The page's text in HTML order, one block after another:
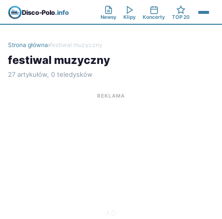
Disco-Polo.info
Newsy Klipy Koncerty TOP 20
Strona główna›festiwal muzyczny
festiwal muzyczny
27 artykułów, 0 teledysków
REKLAMA